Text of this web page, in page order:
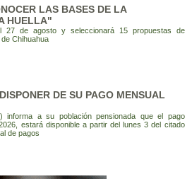
LAS BASES DE LA
HUELLA"
27 de agosto y seleccionará 15 propuestas de
Chihuahua
DE SU PAGO MENSUAL
informa a su población pensionada que el pago
estará disponible a partir del lunes 3 del citado
de pagos